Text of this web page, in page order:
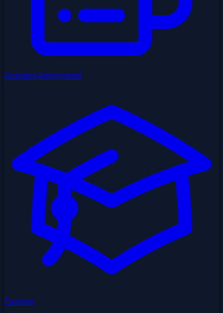
Assistant Administratif
Étudiant